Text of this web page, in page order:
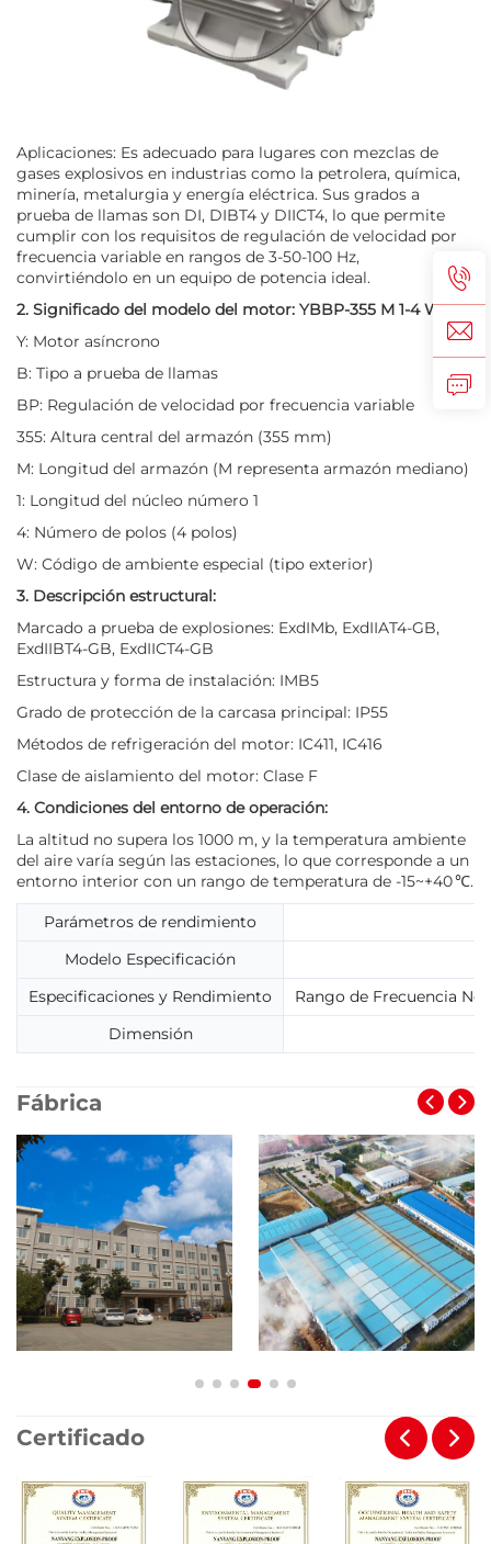
Aplicaciones: Es adecuado para lugares con mezclas de
gases explosivos en industrias como la petrolera, química,
minería, metalurgia y energía eléctrica. Sus grados a
prueba de llamas son DI, DIBT4 y DIICT4, lo que permite
cumplir con los requisitos de regulación de velocidad por
frecuencia variable en rangos de 3-50-100 Hz,
convirtiéndolo en un equipo de potencia ideal.
2. Significado del modelo del motor: YBBP-355 M 1-4 W
Y: Motor asíncrono
B: Tipo a prueba de llamas
BP: Regulación de velocidad por frecuencia variable
355: Altura central del armazón (355 mm)
M: Longitud del armazón (M representa armazón mediano)
1: Longitud del núcleo número 1
4: Número de polos (4 polos)
W: Código de ambiente especial (tipo exterior)
3. Descripción estructural:
Marcado a prueba de explosiones: ExdIMb, ExdIIAT4-GB,
ExdIIBT4-GB, ExdIICT4-GB
Estructura y forma de instalación: IMB5
Grado de protección de la carcasa principal: IP55
Métodos de refrigeración del motor: IC411, IC416
Clase de aislamiento del motor: Clase F
4. Condiciones del entorno de operación:
La altitud no supera los 1000 m, y la temperatura ambiente
del aire varía según las estaciones, lo que corresponde a un
entorno interior con un rango de temperatura de -15~+40 ℃.
Parámetros de rendimiento
Modelo Especificación
Especificaciones y Rendimiento
Rango de Frecuencia
Dimensión
Fábrica
Certificado